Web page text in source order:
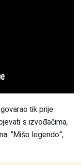
tik prije
s izvođačima,
“Mišo legendo”,